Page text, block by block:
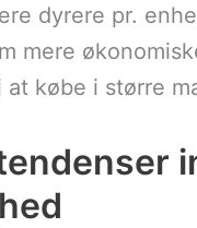
dyrere pr.
mere
at købe i større